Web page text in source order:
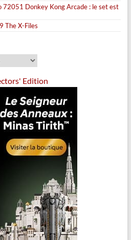
72051 Donkey Kong Arcade : le set est
The X-Files